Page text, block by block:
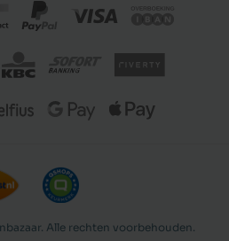
In winkelmand
Alle rechten voorbehouden.